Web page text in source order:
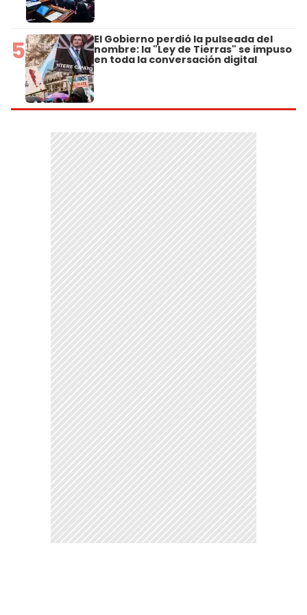
5 El Gobierno perdió la pulseada del
nombre: la "Ley de Tierras" se impuso
en toda la conversación digital